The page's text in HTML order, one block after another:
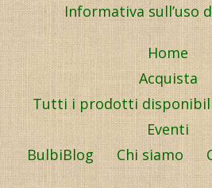
Informativa sull’uso
Home
Acquista
Tutti i prodotti
Eventi
BulbiBlog
Chi siamo